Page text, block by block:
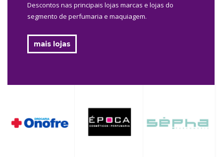
Descontos nas principais lojas marcas e lojas do
segmento de perfumaria e maquiagem.
mais lojas